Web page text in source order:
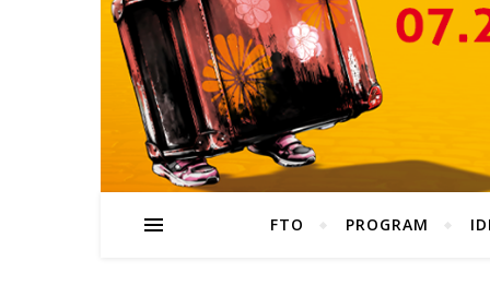
FTO PROGRAM